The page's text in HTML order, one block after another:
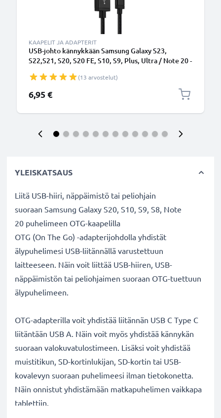
KAAPELIT JA ADAPTERIT
USB-johto kännykkään Samsung Galaxy S23,
S22,S21, S20, S20 FE, S10, S9, Plus, Ultra / Note 20 -
datakaapeli
(13 arvostelut)
6,95 €
YLEISKATSAUS
Liitä USB-hiiri, näppäimistö tai peliohjain
suoraan Samsung Galaxy S20, S10, S9, S8, Note
20 puhelimeen OTG-kaapelilla
OTG (On The Go) -adapterijohdolla yhdistät
älypuhelimesi USB-liitännällä varustettuun
laitteeseen. Näin voit liittää USB-hiiren, USB-
näppäimistön tai peliohjaimen suoraan OTG-tuettuun
älypuhelimeen.
OTG-adapterilla voit yhdistää liitännän USB C Type C
liitäntään USB A. Näin voit myös yhdistää kännykän
suoraan valokuvatulostimeen. Lisäksi voit yhdistää
muistitikun, SD-kortinlukijan, SD-kortin tai USB-
kovalevyn suoraan puhelimeesi ilman tietokonetta.
Näin onnistut yhdistämään matkapuhelimen vaikkapa
tablettiin.